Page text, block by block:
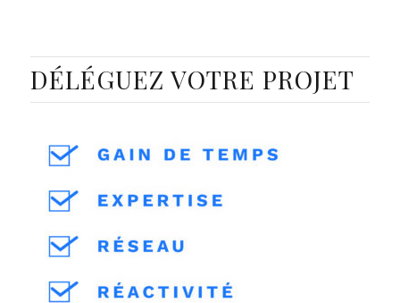
DÉLÉGUEZ VOTRE PROJET